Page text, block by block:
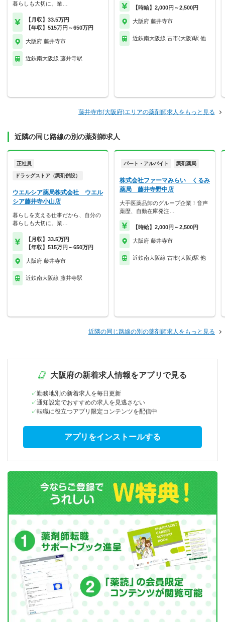
暮らしも大切に。業…
【月収】33.5万円
【年収】515万円～650万円
大阪府 藤井寺市
近鉄南大阪線 藤井寺駅
【時給】2,000円～2,500円
大阪府 藤井寺市
近鉄南大阪線 古市(大阪)駅 他
藤井寺市(大阪府)エリアの薬剤師求人をもっと見る
近隣の同じ路線の別の薬剤師求人
正社員
ドラッグストア（調剤併設）
ウエルシア薬局株式会社 ウエル
シア藤井寺小山店
暮らしを支える仕事だから、自分の
暮らしも大切に。業…
【月収】33.5万円
【年収】515万円～650万円
大阪府 藤井寺市
近鉄南大阪線 藤井寺駅
パート・アルバイト 調剤薬局
株式会社ファーマみらい くるみ
薬局 藤井寺野中店
大手医薬品卸のグループ企業！音声
薬歴、自動在庫発注…
【時給】2,000円～2,500円
大阪府 藤井寺市
近鉄南大阪線 古市(大阪)駅 他
近隣の同じ路線の別の薬剤師求人をもっと見る
大阪府の新着求人情報をアプリで見る
勤務地別の新着求人を毎日更新
通知設定でおすすめの求人を見逃さない
転職に役立つアプリ限定コンテンツを配信中
アプリをインストールする